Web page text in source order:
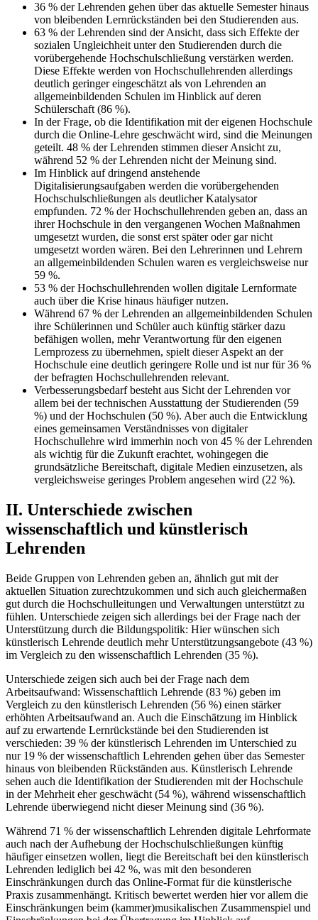
36 % der Lehrenden gehen über das aktuelle Semester hinaus
von bleibenden Lernrückständen bei den Studierenden aus.
63 % der Lehrenden sind der Ansicht, dass sich Effekte der
sozialen Ungleichheit unter den Studierenden durch die
vorübergehende Hochschulschließung verstärken werden.
Diese Effekte werden von Hochschullehrenden allerdings
deutlich geringer eingeschätzt als von Lehrenden an
allgemeinbildenden Schulen im Hinblick auf deren
Schülerschaft (86 %).
In der Frage, ob die Identifikation mit der eigenen Hochschule
durch die Online-Lehre geschwächt wird, sind die Meinungen
geteilt. 48 % der Lehrenden stimmen dieser Ansicht zu,
während 52 % der Lehrenden nicht der Meinung sind.
Im Hinblick auf dringend anstehende
Digitalisierungsaufgaben werden die vorübergehenden
Hochschulschließungen als deutlicher Katalysator
empfunden. 72 % der Hochschullehrenden geben an, dass an
ihrer Hochschule in den vergangenen Wochen Maßnahmen
umgesetzt wurden, die sonst erst später oder gar nicht
umgesetzt worden wären. Bei den Lehrerinnen und Lehrern
an allgemeinbildenden Schulen waren es vergleichsweise nur
59 %.
53 % der Hochschullehrenden wollen digitale Lernformate
auch über die Krise hinaus häufiger nutzen.
Während 67 % der Lehrenden an allgemeinbildenden Schulen
ihre Schülerinnen und Schüler auch künftig stärker dazu
befähigen wollen, mehr Verantwortung für den eigenen
Lernprozess zu übernehmen, spielt dieser Aspekt an der
Hochschule eine deutlich geringere Rolle und ist nur für 36 %
der befragten Hochschullehrenden relevant.
Verbesserungsbedarf besteht aus Sicht der Lehrenden vor
allem bei der technischen Ausstattung der Studierenden (59
%) und der Hochschulen (50 %). Aber auch die Entwicklung
eines gemeinsamen Verständnisses von digitaler
Hochschullehre wird immerhin noch von 45 % der Lehrenden
als wichtig für die Zukunft erachtet, wohingegen die
grundsätzliche Bereitschaft, digitale Medien einzusetzen, als
vergleichsweise geringes Problem angesehen wird (22 %).
II. Unterschiede zwischen
wissenschaftlich und künstlerisch
Lehrenden
Beide Gruppen von Lehrenden geben an, ähnlich gut mit der
aktuellen Situation zurechtzukommen und sich auch gleichermaßen
gut durch die Hochschulleitungen und Verwaltungen unterstützt zu
fühlen. Unterschiede zeigen sich allerdings bei der Frage nach der
Unterstützung durch die Bildungspolitik: Hier wünschen sich
künstlerisch Lehrende deutlich mehr Unterstützungsangebote (43 %)
im Vergleich zu den wissenschaftlich Lehrenden (35 %).
Unterschiede zeigen sich auch bei der Frage nach dem
Arbeitsaufwand: Wissenschaftlich Lehrende (83 %) geben im
Vergleich zu den künstlerisch Lehrenden (56 %) einen stärker
erhöhten Arbeitsaufwand an. Auch die Einschätzung im Hinblick
auf zu erwartende Lernrückstände bei den Studierenden ist
verschieden: 39 % der künstlerisch Lehrenden im Unterschied zu
nur 19 % der wissenschaftlich Lehrenden gehen über das Semester
hinaus von bleibenden Rückständen aus. Künstlerisch Lehrende
sehen auch die Identifikation der Studierenden mit der Hochschule
in der Mehrheit eher geschwächt (54 %), während wissenschaftlich
Lehrende überwiegend nicht dieser Meinung sind (36 %).
Während 71 % der wissenschaftlich Lehrenden digitale Lehrformate
auch nach der Aufhebung der Hochschulschließungen künftig
häufiger einsetzen wollen, liegt die Bereitschaft bei den künstlerisch
Lehrenden lediglich bei 42 %, was mit den besonderen
Einschränkungen durch das Online-Format für die künstlerische
Praxis zusammenhängt. Kritisch bewertet werden hier vor allem die
Einschränkungen beim (kammer)musikalischen Zusammenspiel und